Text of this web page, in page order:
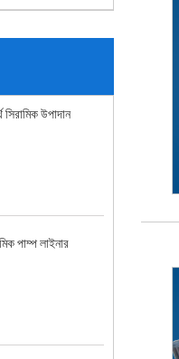
সিরামিক উপাদান
পাম্প লাইনার